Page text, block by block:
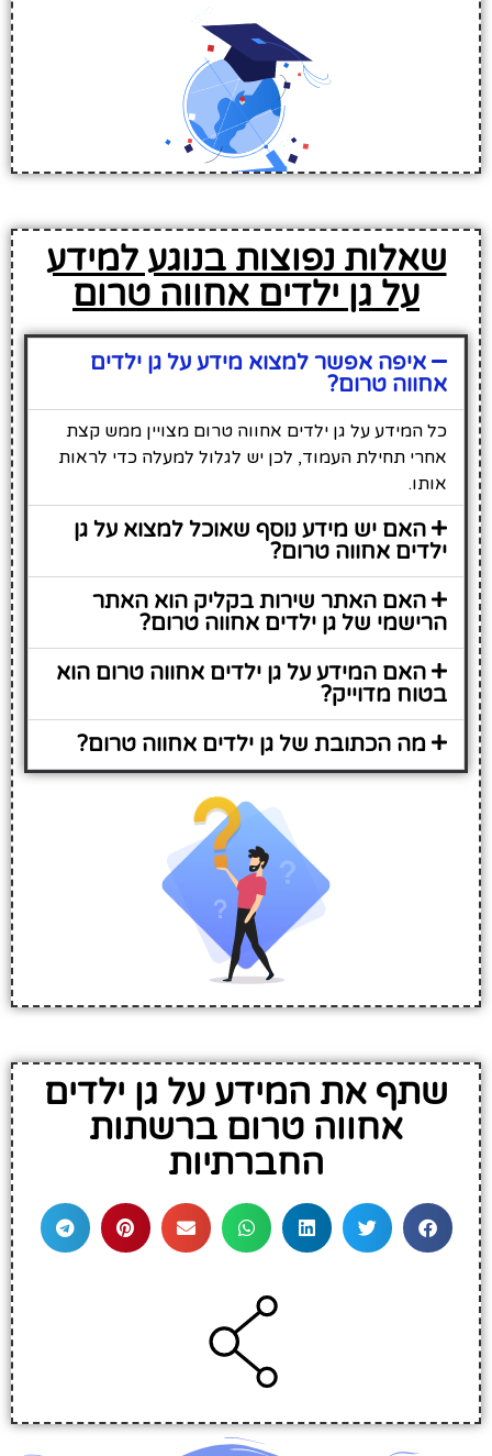
שאלות נפוצות בנוגע למידע
על גן ילדים אחווה טרום
איפה אפשר למצוא מידע על גן ילדים
אחווה טרום?
כל המידע על גן ילדים אחווה טרום מצויין ממש קצת
אחרי תחילת העמוד, לכן יש לגלול למעלה כדי לראות
אותו.
האם יש מידע נוסף שאוכל למצוא על גן
ילדים אחווה טרום?
האם האתר שירות בקליק הוא האתר
הרישמי של גן ילדים אחווה טרום?
האם המידע על גן ילדים אחווה טרום הוא
בטוח מדוייק?
מה הכתובת של גן ילדים אחווה טרום?
שתף את המידע על גן ילדים
אחווה טרום ברשתות
החברתיות